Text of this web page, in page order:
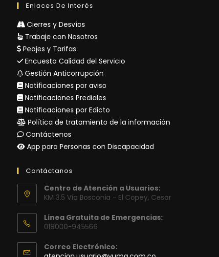
Enlaces De Interés
Cierres y Desvíos
Trabaje con Nosotros
Peajes y Tarifas
Encuesta Calidad del Servicio
Gestión Anticorrupción
Notificaciones por aviso
Notificaciones Prediales
Notificaciones por Edicto
Política de tratamiento de la información
Contáctenos
App para Personas con Discapacidad
Contáctanos
Centro de Atención a Usuarios:
KM 3.5 Vía Bosconia - El Copey, Cesar
Línea Gratuita de Emergencias:
018000-945566
Correo Electrónico: